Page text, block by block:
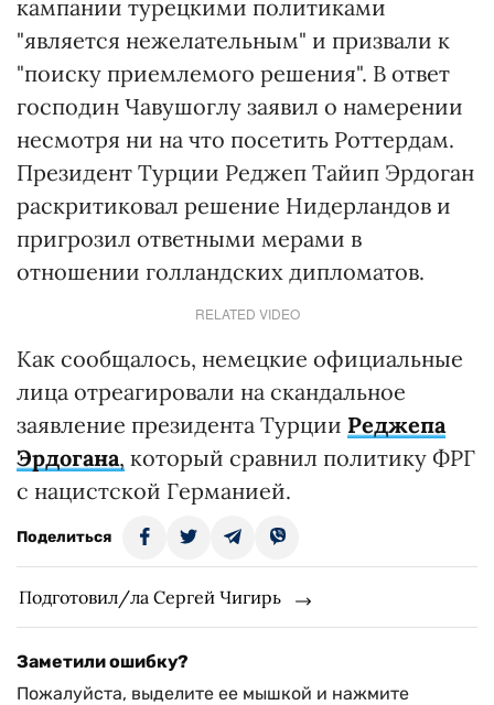
кампании турецкими политиками
"является нежелательным" и призвали к
"поиску приемлемого решения". В ответ
господин Чавушоглу заявил о намерении
несмотря ни на что посетить Роттердам.
Президент Турции Реджеп Тайип Эрдоган
раскритиковал решение Нидерландов и
пригрозил ответными мерами в
отношении голландских дипломатов.
RELATED VIDEO
Как сообщалось, немецкие официальные
лица отреагировали на скандальное
заявление президента Турции Реджепа
Эрдогана, который сравнил политику ФРГ
с нацистской Германией.
Поделиться
Подготовил/ла Сергей Чигирь
Заметили ошибку?
Пожалуйста, выделите ее мышкой и нажмите